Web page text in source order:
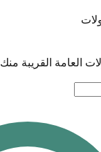
العامة القريبة منك